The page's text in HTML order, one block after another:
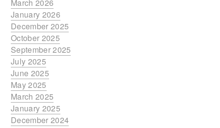
March 2026
January 2026
December 2025
October 2025
September 2025
July 2025
June 2025
May 2025
March 2025
January 2025
December 2024